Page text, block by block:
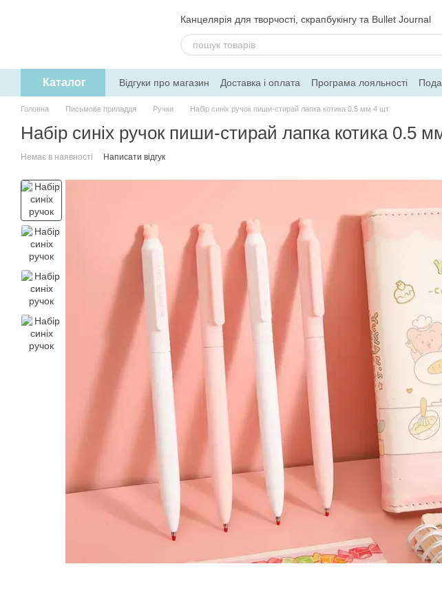
Канцелярія для творчості, скрапбукінгу та Bullet Journal
Каталог Відгуки про магазин Доставка і оплата Програма лояльності
Угода користувача
Обмін та повернення Блог Контакти Про
Головна Письмове приладдя Ручки Набір синіх ручок пиши-стирай лапка котика 0.5 мм 4 шт
Набір синіх ручок пиши-стирай лапка котика 0.5
Немає в наявності Написати відгук